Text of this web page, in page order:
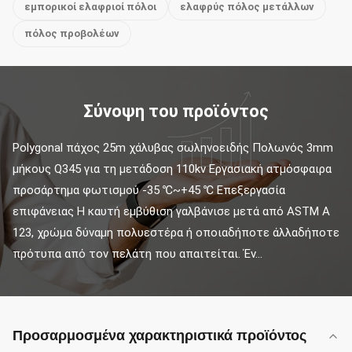
εμπορικοί ελαφριοί πόλοι ελαφρύς πόλος μετάλλων
πόλος προβολέων
Σύνοψη του προϊόντος
Polygonal πάχος 25m χάλυβας σωληνοειδής Πολωνός 3mm
μήκους Q345 για τη μετάδοση 110kv Εργασιακή ατμόσφαιρα
προσάρτημα φωτισμού -35 ℃~+45 ℃ Επεξεργασία
επιφάνειας Η καυτή εμβύθιση γαλβάνισε μετά από ASTM Α
123, χρώμα δύναμη πολυεστέρα ή οποιαδήποτε άλλαδήποτε
πρότυπα από τον πελάτη που απαιτείται. Έν...
Προσαρμοσμένα χαρακτηριστικά προϊόντος